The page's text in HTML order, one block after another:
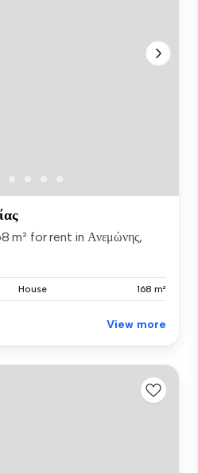
m² for rent in Ανεμώνης,
House 168 m²
View more